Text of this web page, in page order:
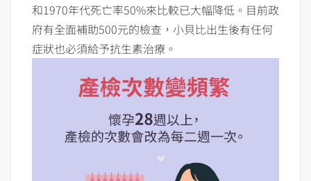
和1970年代死亡率50%來比較已大幅降低。目前政
府有全面補助500元的檢查，小貝比出生後有任何
症狀也必須給予抗生素治療。